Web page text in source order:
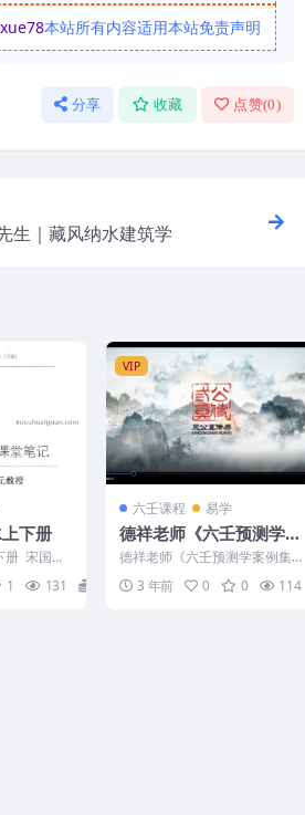
本站所有内容适用本站免责声明
分享 收藏 点赞(0)
生｜藏风纳水建筑学
下册
宋国元-
课堂笔
1 131
VIP
六壬课程 易学
德祥老师《六壬预测学案
例集锦》5集视频教程
德祥老师《六壬预测学案例集
锦》5集视频教程 Y2305-120
3 年前 0 0 114